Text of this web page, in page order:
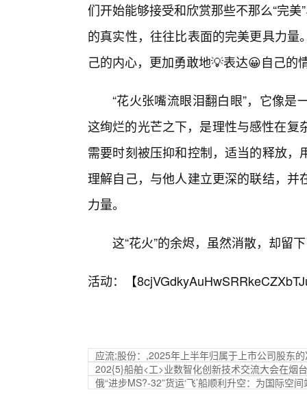
们开始能够接受和欣赏那些不那么“完
的真实性，往往比表面的完美更具力
己的内心，更加勇敢地💡表达😀自己的
“花火张嘴流眼泪翻白眼”，它像
这绚烂的光芒之下，是理性与感性在
需要时刻被压抑和控制，适当的释放
理解自己，与他人建立更深的联结，
力量。
这“花火”的余烬，虽然消散，却留
活动：【
应流;股份：,2025年上半年归属于上市公司股东
202{5}船舶<工>业数智化创新技术交流大会在烟
俄“进步MS?-32”货运‘飞’船顺利升空：为国际空